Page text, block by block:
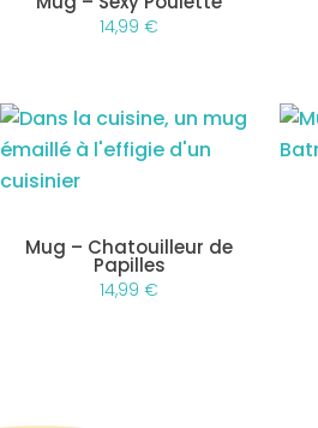
14,99€
Mug – Chatouilleur de
Papilles
14,99€